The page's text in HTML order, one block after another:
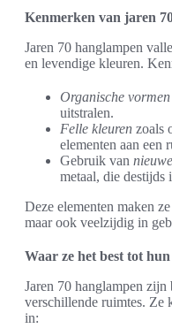
Kenmerken van jaren
Jaren 70 hanglampen
en levendige kleuren.
Organische vormen
uitstralen.
Felle kleuren zoals
elementen aan een
Gebruik van
metaal, die destijds
Deze elementen maken
maar ook veelzijdig in
Waar ze het best tot
Jaren 70 hanglampen
verschillende ruimtes. Ze
in: